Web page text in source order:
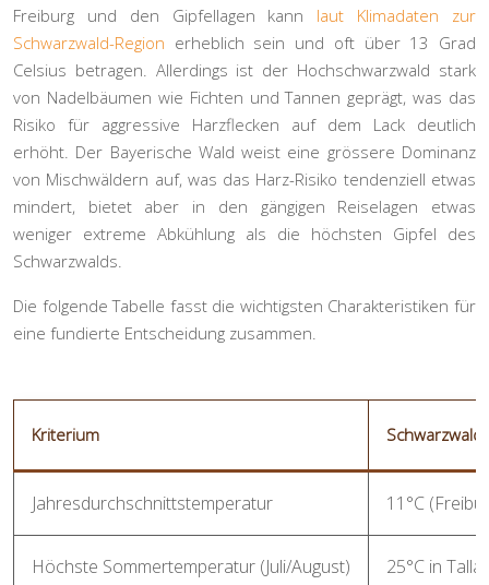
Freiburg und den Gipfellagen kann laut Klimadaten zur
Schwarzwald-Region erheblich sein und oft über 13 Grad
Celsius betragen. Allerdings ist der Hochschwarzwald stark
von Nadelbäumen wie Fichten und Tannen geprägt, was das
Risiko für aggressive Harzflecken auf dem Lack deutlich
erhöht. Der Bayerische Wald weist eine grössere Dominanz
von Mischwäldern auf, was das Harz-Risiko tendenziell etwas
mindert, bietet aber in den gängigen Reiselagen etwas
weniger extreme Abkühlung als die höchsten Gipfel des
Schwarzwalds.
Die folgende Tabelle fasst die wichtigsten Charakteristiken für
eine fundierte Entscheidung zusammen.
Kriterium Schwarzwald
Jahresdurchschnittstemperatur 11°C
Höchste Sommertemperatur (Juli/August) 25°C in